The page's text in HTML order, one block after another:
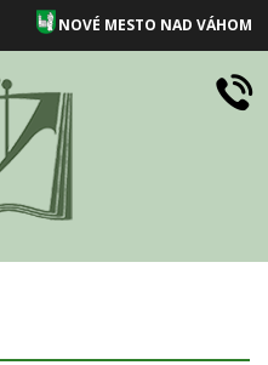
NOVÉ MESTO NAD VÁHOM